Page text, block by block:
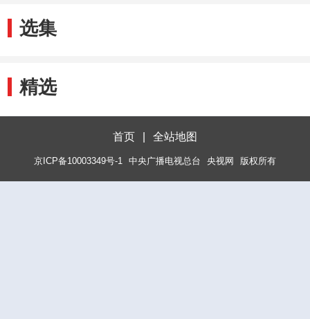
选集
精选
首页 全站地图
京ICP备10003349号-1 中央广播电视总台 央视网 版权所有